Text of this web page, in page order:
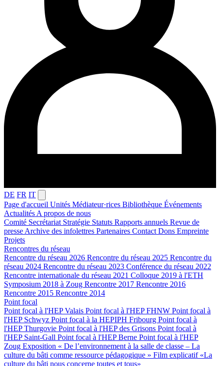
DE FR IT
Page d'accueil Unités Médiateur·rices Bibliothèque Événements
Actualités A propos de nous
Comité Secrétariat Stratégie Statuts Rapports annuels Revue de
presse Archive des infolettres Partenaires Contact Dons Empreinte
Projets
Rencontres du réseau
Rencontre du réseau 2026 Rencontre du réseau 2025 Rencontre du
réseau 2024 Rencontre du réseau 2023 Conférence du réseau 2022
Rencontre internationale du réseau 2021 Colloque 2019 à l'ETH
Symposium 2018 à Zoug Rencontre 2017 Rencontre 2016
Rencontre 2015 Rencontre 2014
Point focal
Point focal à l'HEP Valais Point focal à l'HEP FHNW Point focal à
l'HEP Schwyz Point focal à la HEPIPH Fribourg Point focal à
l'HEP Thurgovie Point focal à l'HEP des Grisons Point focal à
l'HEP Saint-Gall Point focal à l'HEP Berne Point focal à l'HEP
Zoug Exposition « De l’environnement à la salle de classe – La
culture du bâti comme ressource pédagogique » Film explicatif «La
culture du bâti nous concerne toutes et tous»